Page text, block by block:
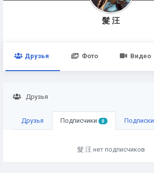
髮 汪
Друзья Фото Видео
Друзья
Друзья Подписчики 0 Подписки
髮 汪 нет подписчиков